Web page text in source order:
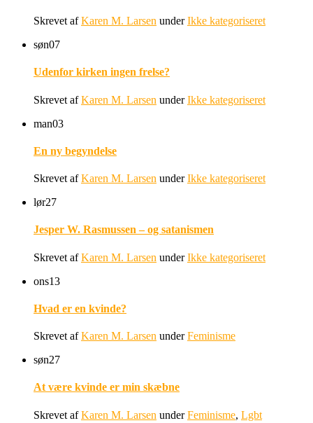
Skrevet afKaren M. Larsen underIkke kategoriseret
søn07
Udenfor kirken ingen frelse?
Skrevet afKaren M. Larsen underIkke kategoriseret
man03
En ny begyndelse
Skrevet afKaren M. Larsen underIkke kategoriseret
lør27
Jesper W. Rasmussen – og satanismen
Skrevet afKaren M. Larsen underIkke kategoriseret
ons13
Hvad er en kvinde?
Skrevet afKaren M. Larsen underFeminisme
søn27
At være kvinde er min skæbne
Skrevet afKaren M. Larsen underFeminisme, Lgbt